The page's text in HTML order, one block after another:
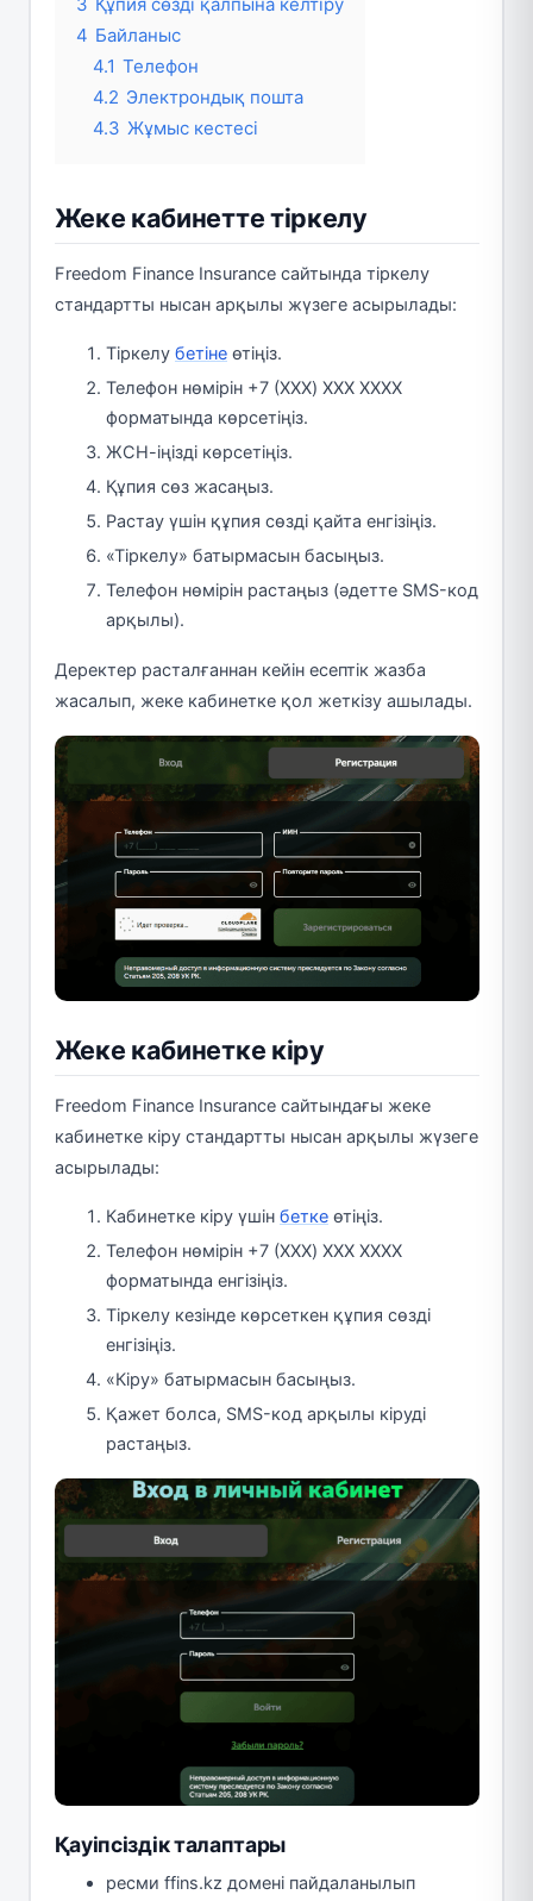
4 Байланыс
4.1 Телефон
4.2 Электрондық пошта
4.3 Жұмыс кестесі
Жеке кабинетте тіркелу
Freedom Finance Insurance сайтында тіркелу
стандартты нысан арқылы жүзеге асырылады:
Тіркелу бетіне өтіңіз.
Телефон нөмірін +7 (XXX) XXX XXXX
форматында көрсетіңіз.
ЖСН-іңізді көрсетіңіз.
Құпия сөз жасаңыз.
Растау үшін құпия сөзді қайта енгізіңіз.
«Тіркелу» батырмасын басыңыз.
Телефон нөмірін растаңыз (әдетте SMS-код
арқылы).
Деректер расталғаннан кейін есептік жазба
жасалып, жеке кабинетке қол жеткізу ашылады.
Жеке кабинетке кіру
Freedom Finance Insurance сайтындағы жеке
кабинетке кіру стандартты нысан арқылы жүзеге
асырылады:
Кабинетке кіру үшін бетке өтіңіз.
Телефон нөмірін +7 (XXX) XXX XXXX
форматында енгізіңіз.
Тіркелу кезінде көрсеткен құпия сөзді
енгізіңіз.
«Кіру» батырмасын басыңыз.
Қажет болса, SMS-код арқылы кіруді
растаңыз.
Қауіпсіздік талаптары
ресми ffins.kz домені пайдаланылып